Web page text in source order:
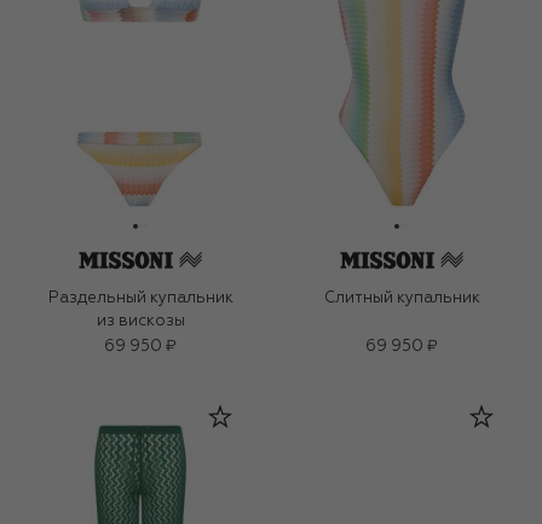
Раздельный купальник
из вискозы
69 950 ₽
Слитный купальник
69 950 ₽